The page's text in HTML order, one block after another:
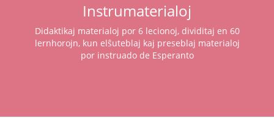
Instrumaterialoj
Didaktikaj materialoj por 6 lecionoj, dividitaj en 60
lernhorojn, kun elŝuteblaj kaj preseblaj materialoj
por instruado de Esperanto